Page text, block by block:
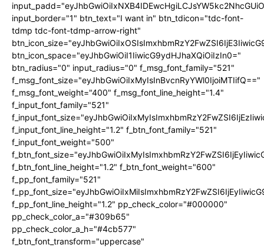
input_border="1" btn_text="I want in" btn_tdicon="tdc-font-
tdmp tdc-font-tdmp-arrow-right"
btn_icon_space="eyJhbGwiOiI1IiwicG9ydHJhaXQiOiIzIn0="
btn_radius="0" input_radius="0" f_msg_font_family="521"
f_msg_font_size="eyJhbGwiOiIxMyIsInBvcnRyYWl0IjoiMTIifQ=="
f_msg_font_weight="400" f_msg_font_line_height="1.4"
f_input_font_family="521"
f_input_font_line_height="1.2" f_btn_font_family="521"
f_input_font_weight="500"
f_btn_font_line_height="1.2" f_btn_font_weight="600"
f_pp_font_family="521"
f_pp_font_line_height="1.2" pp_check_color="#000000"
pp_check_color_a="#309b65"
pp_check_color_a_h="#4cb577"
f_btn_font_transform="uppercase"